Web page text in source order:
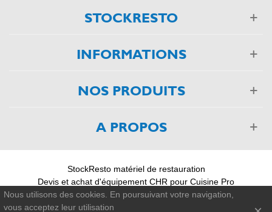
STOCKRESTO
INFORMATIONS
NOS PRODUITS
A PROPOS
StockResto matériel de restauration
Devis et achat d'équipement CHR pour Cuisine Pro
03 88 75 55 55
Nous utilisons des cookies. En poursuivant votre navigation,
vous acceptez leur utilisation